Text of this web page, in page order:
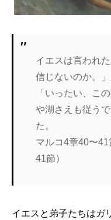
イエスは言われ
信じないのか。
「いったい、こ
や湖さえも従う
た。
マルコ4章40〜
41節）
イエスと弟子たちはガ